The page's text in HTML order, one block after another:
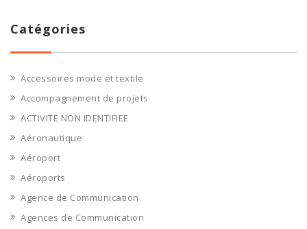
Catégories
Accessoires mode et textile
Accompagnement de projets
ACTIVITE NON IDENTIFIEE
Aéronautique
Aéroport
Aéroports
Agence de Communication
Agences de Communication